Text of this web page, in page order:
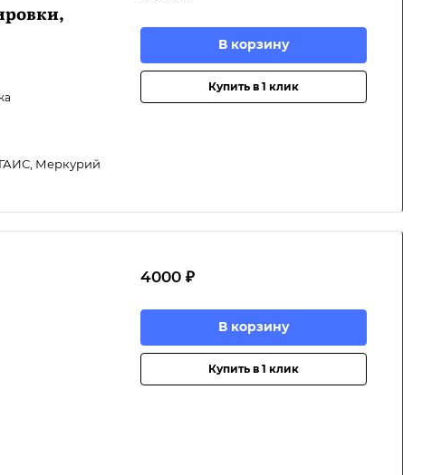
Меркурий
В корзину
Купить в 1 клик
4000 ₽
В корзину
Купить в 1 клик